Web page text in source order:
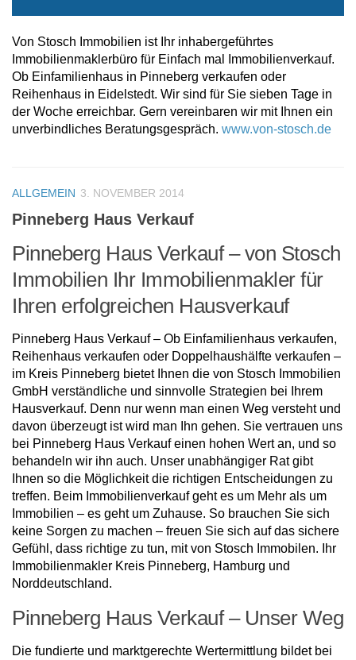
Von Stosch Immobilien ist Ihr inhabergeführtes
Immobilienmaklerbüro für Einfach mal Immobilienverkauf.
Ob Einfamilienhaus in Pinneberg verkaufen oder
Reihenhaus in Eidelstedt. Wir sind für Sie sieben Tage in
der Woche erreichbar. Gern vereinbaren wir mit Ihnen ein
unverbindliches Beratungsgespräch. www.von-stosch.de
ALLGEMEIN 3. NOVEMBER 2014
Pinneberg Haus Verkauf
Pinneberg Haus Verkauf – von Stosch
Immobilien Ihr Immobilienmakler für
Ihren erfolgreichen Hausverkauf
Pinneberg Haus Verkauf – Ob Einfamilienhaus verkaufen,
Reihenhaus verkaufen oder Doppelhaushälfte verkaufen –
im Kreis Pinneberg bietet Ihnen die von Stosch Immobilien
GmbH verständliche und sinnvolle Strategien bei Ihrem
Hausverkauf. Denn nur wenn man einen Weg versteht und
davon überzeugt ist wird man Ihn gehen. Sie vertrauen uns
bei Pinneberg Haus Verkauf einen hohen Wert an, und so
behandeln wir ihn auch. Unser unabhängiger Rat gibt
Ihnen so die Möglichkeit die richtigen Entscheidungen zu
treffen. Beim Immobilienverkauf geht es um Mehr als um
Immobilien – es geht um Zuhause. So brauchen Sie sich
keine Sorgen zu machen – freuen Sie sich auf das sichere
Gefühl, dass richtige zu tun, mit von Stosch Immobilen. Ihr
Immobilienmakler Kreis Pinneberg, Hamburg und
Norddeutschland.
Pinneberg Haus Verkauf – Unser Weg
Die fundierte und marktgerechte Wertermittlung bildet bei